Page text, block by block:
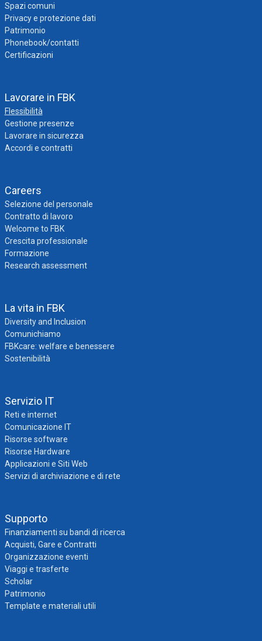
Spazi comuni
Privacy e protezione dati
Patrimonio
Phonebook/contatti
Certificazioni
Lavorare in FBK
Flessibilità
Gestione presenze
Lavorare in sicurezza
Accordi e contratti
Careers
Selezione del personale
Contratto di lavoro
Welcome to FBK
Crescita professionale
Formazione
Research assessment
La vita in FBK
Diversity and Inclusion
Comunichiamo
FBKcare: welfare e benessere
Sostenibilità
Servizio IT
Reti e internet
Comunicazione IT
Risorse software
Risorse Hardware
Applicazioni e Siti Web
Servizi di archiviazione e di rete
Supporto
Finanziamenti su bandi di ricerca
Acquisti, Gare e Contratti
Organizzazione eventi
Viaggi e trasferte
Scholar
Patrimonio
Template e materiali utili